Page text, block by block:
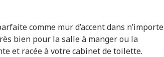
comme mur d’accent dans n’importe
bien pour la salle à manger ou la
et racée à votre cabinet de toilette.